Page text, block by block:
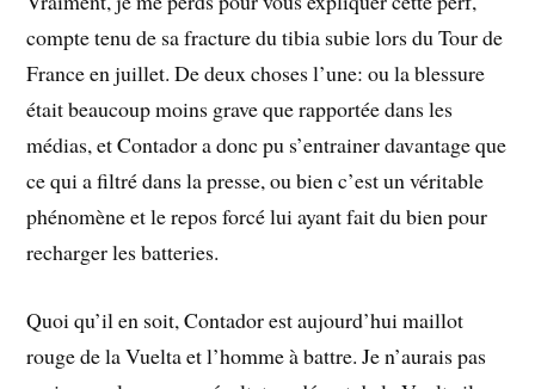
compte tenu de sa fracture du tibia subie lors du Tour de
France en juillet. De deux choses l’une: ou la blessure
était beaucoup moins grave que rapportée dans les
médias, et Contador a donc pu s’entrainer davantage que
ce qui a filtré dans la presse, ou bien c’est un véritable
phénomène et le repos forcé lui ayant fait du bien pour
recharger les batteries.
Quoi qu’il en soit, Contador est aujourd’hui maillot
rouge de la Vuelta et l’homme à battre. Je n’aurais pas